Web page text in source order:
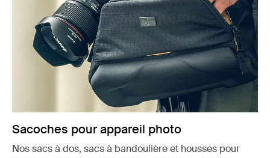
Sacoches pour appareil photo
Nos sacs à dos, sacs à bandoulière et housses pour